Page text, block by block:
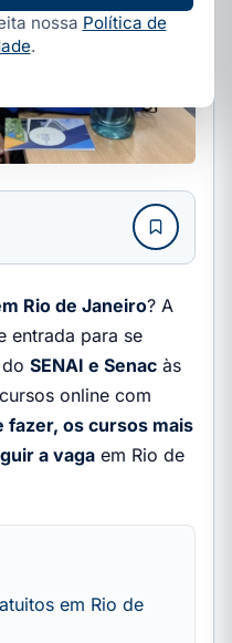
Rio de Janeiro? A
entrada para se
SENAI e Senac às
online com
fazer, os cursos mais
a vaga em Rio de
em Rio de
nossa Política de
.